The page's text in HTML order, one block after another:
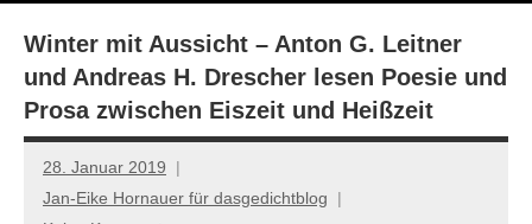
Lyrik,
Essay
Winter mit Aussicht – Anton G. Leitner
und Andreas H. Drescher lesen Poesie und
Prosa zwischen Eiszeit und Heißzeit
28. Januar 2019
Jan-Eike Hornauer für dasgedichtblog